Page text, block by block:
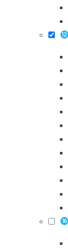
12
16